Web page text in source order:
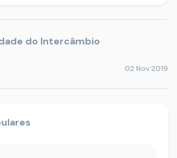
do Intercâmbio
02 Nov 2019